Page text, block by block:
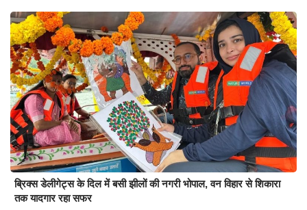
ब्रिक्स डेलीगेट्स के दिल में बसी झीलों की नगरी भोपाल, वन विहार से शिकारा
तक यादगार रहा सफर